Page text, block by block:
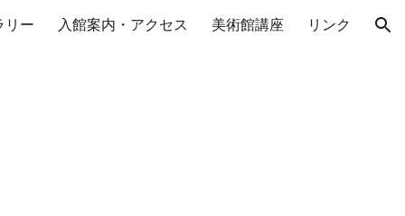
リー 入館案内・アクセス 美術館講座 リンク